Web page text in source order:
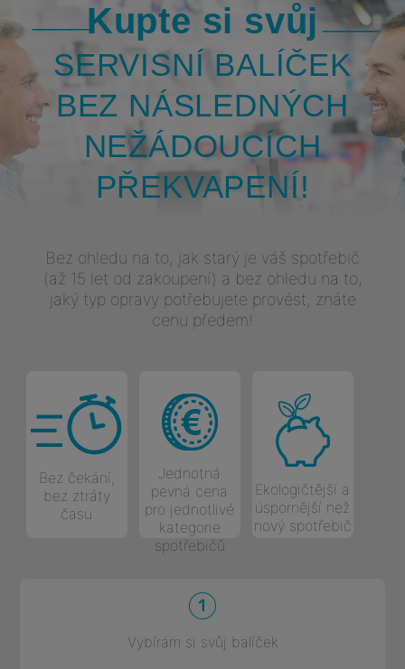
Kupte si svůj
SERVISNÍ BALÍČEK
BEZ NÁSLEDNÝCH
NEŽÁDOUCÍCH
PŘEKVAPENÍ!
Bez ohledu na to, jak starý je váš spotřebič
(až 15 let od zakoupení) a bez ohledu na to,
jaký typ opravy potřebujete provést, znáte
cenu předem!
Bez čekání,
bez ztráty
času
Jednotná
pevná cena
pro jednotlivé
kategorie
spotřebičů
Ekologičtější a
úspornější než
nový spotřebič
Vybírám si svůj balíček